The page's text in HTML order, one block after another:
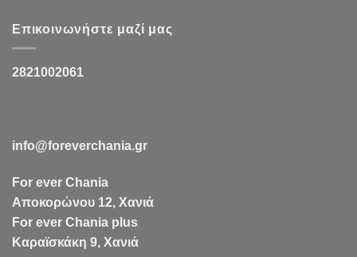
Επικοινωνήστε μαζί μας
2821002061
info@foreverchania.gr
For ever Chania
Αποκορώνου 12, Χανιά
For ever Chania plus
Καραϊσκάκη 9, Χανιά